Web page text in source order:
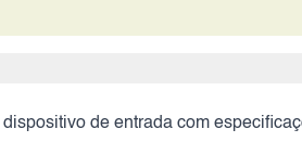
de entrada com